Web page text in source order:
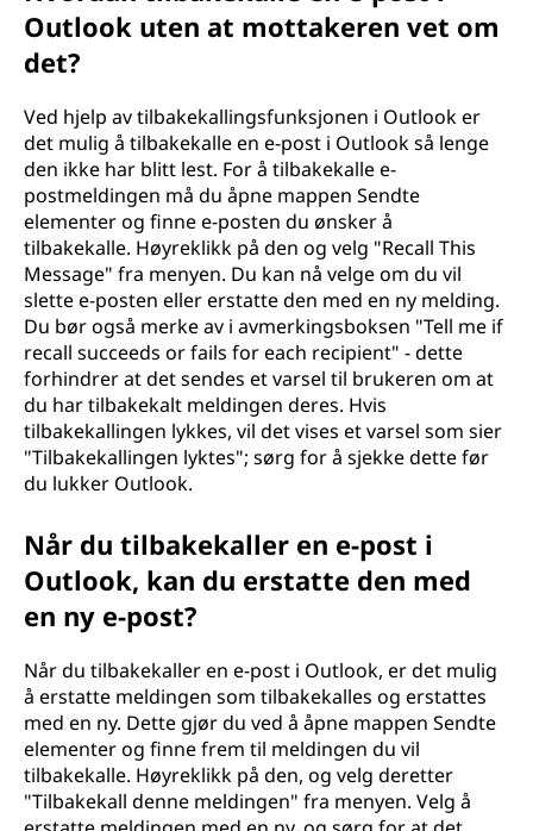
Outlook uten at mottakeren vet om
det?
Ved hjelp av tilbakekallingsfunksjonen i Outlook er
det mulig å tilbakekalle en e-post i Outlook så lenge
den ikke har blitt lest. For å tilbakekalle e-
postmeldingen må du åpne mappen Sendte
elementer og finne e-posten du ønsker å
tilbakekalle. Høyreklikk på den og velg "Recall This
Message" fra menyen. Du kan nå velge om du vil
slette e-posten eller erstatte den med en ny melding.
Du bør også merke av i avmerkingsboksen "Tell me if
recall succeeds or fails for each recipient" - dette
forhindrer at det sendes et varsel til brukeren om at
du har tilbakekalt meldingen deres. Hvis
tilbakekallingen lykkes, vil det vises et varsel som sier
"Tilbakekallingen lyktes"; sørg for å sjekke dette før
du lukker Outlook.
Når du tilbakekaller en e-post i
Outlook, kan du erstatte den med
en ny e-post?
Når du tilbakekaller en e-post i Outlook, er det mulig
å erstatte meldingen som tilbakekalles og erstattes
med en ny. Dette gjør du ved å åpne mappen Sendte
elementer og finne frem til meldingen du vil
tilbakekalle. Høyreklikk på den, og velg deretter
"Tilbakekall denne meldingen" fra menyen. Velg å